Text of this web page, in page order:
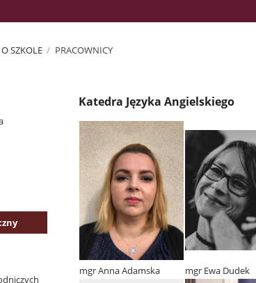
O SZKOLE / PRACOWNICY
Katedra Języka Angielskiego
mgr Anna Adamska mgr Ewa Dudek